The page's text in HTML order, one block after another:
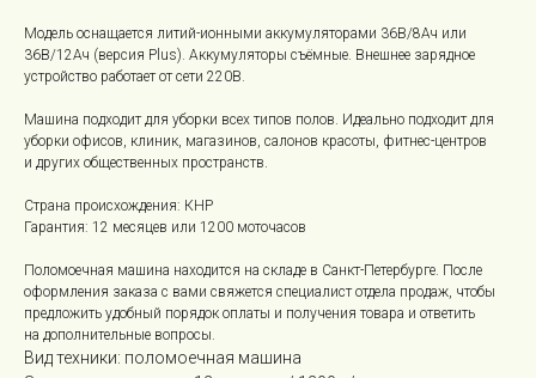
Модель оснащается литий-ионными аккумуляторами 36В/8Ач или
36В/12Ач (версия Plus). Аккумуляторы съёмные. Внешнее зарядное
устройство работает от сети 220В.
Машина подходит для уборки всех типов полов. Идеально подходит для
уборки офисов, клиник, магазинов, салонов красоты, фитнес-центров
и других общественных пространств.
Страна происхождения: КНР
Гарантия: 12 месяцев или 1200 моточасов
Поломоечная машина находится на складе в Санкт-Петербурге. После
оформления заказа с вами свяжется специалист отдела продаж, чтобы
предложить удобный порядок оплаты и получения товара и ответить
на дополнительные вопросы.
Вид техники: поломоечная машина